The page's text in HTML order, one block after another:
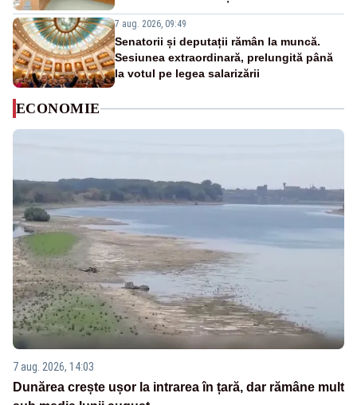
7 aug. 2026, 09:49
Senatorii și deputații rămân la muncă.
Sesiunea extraordinară, prelungită până
la votul pe legea salarizării
ECONOMIE
7 aug. 2026, 14:03
Dunărea crește ușor la intrarea în țară, dar rămâne mult